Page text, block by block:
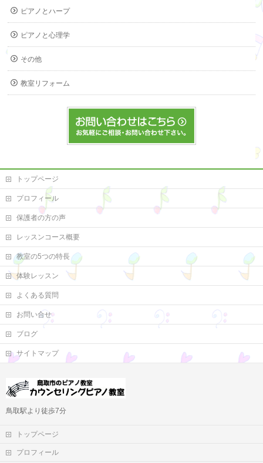
ピアノとハープ
ピアノと心理学
その他
教室リフォーム
トップページ
プロフィール
保護者の方の声
レッスンコース概要
教室の5つの特長
体験レッスン
よくある質問
お問い合せ
ブログ
サイトマップ
鳥取駅より徒歩7分
トップページ
プロフィール